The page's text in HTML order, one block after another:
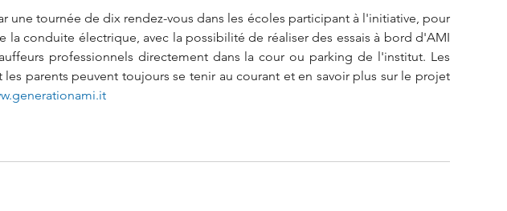
une tournée de dix rendez-vous dans les écoles participant à l'initiative, pour
la conduite électrique, avec la possibilité de réaliser des essais à bord d'AMI
professionnels directement dans la cour ou parking de l'institut. Les
les parents peuvent toujours se tenir au courant et en savoir plus sur le projet